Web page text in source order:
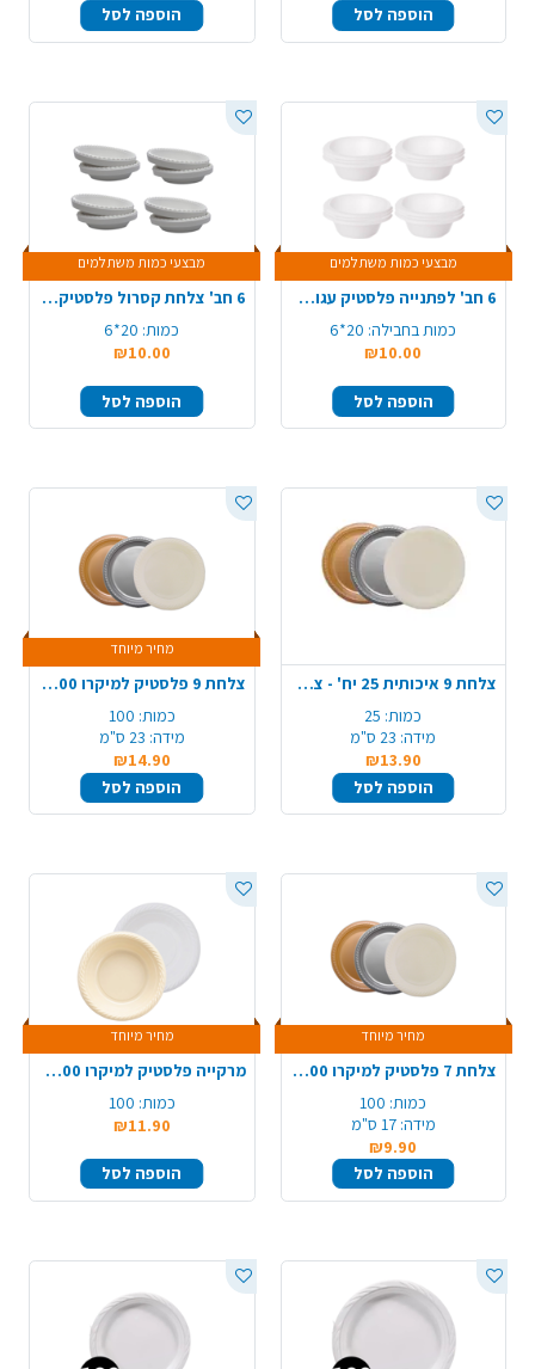
הוספה לסל
הוספה לסל
מבצעי כמות משתלמים
6 חב' לפתנייה פלסטיק עגולה 20 יח' - לבן
כמות בחבילה: 20*6
₪10.00
הוספה לסל
מבצעי כמות משתלמים
6 חב' צלחת קסרול פלסטיק פשוט 20 יח' - לבן/קרם
כמות: 20*6
₪10.00
הוספה לסל
צלחת 9 איכותית 25 יח' - צבע משתנה
כמות: 25
מידה: 23 ס"מ
₪13.90
הוספה לסל
מחיר מיוחד
צלחת 9 פלסטיק למיקרו 100 יח' - צבע משתנה
כמות: 100
מידה: 23 ס"מ
₪14.90
הוספה לסל
מחיר מיוחד
צלחת 7 פלסטיק למיקרו 100 יח' - צבע משתנה
כמות: 100
מידה: 17 ס"מ
₪9.90
הוספה לסל
מחיר מיוחד
מרקייה פלסטיק למיקרו 100 יח' - צבע משתנה
כמות: 100
₪11.90
הוספה לסל